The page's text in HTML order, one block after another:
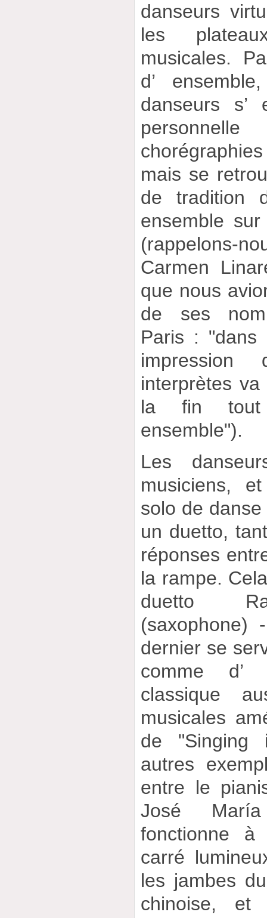
danseurs
les
musicales.
d’
danseurs s’
mais se
de tradition
ensemble
(rappelons-
Carmen
que nous
de ses
Paris : "dans
interprètes
la fin
ensemble").
Les
musiciens,
solo de
un duetto,
réponses
la rampe.
duetto
(saxophone)
dernier se
comme d’
classique
musicales
de "Singing
autres
entre le
José
fonctionne
carré
les jambes
chinoise, et